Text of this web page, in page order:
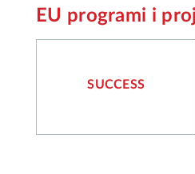
EU programi i
SUCCESS